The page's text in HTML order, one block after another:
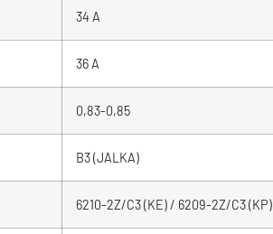
34 A
36 A
0,83-0,85
B3 (JALKA)
6210-2Z/C3 (KE) / 6209-2Z/C3 (KP)